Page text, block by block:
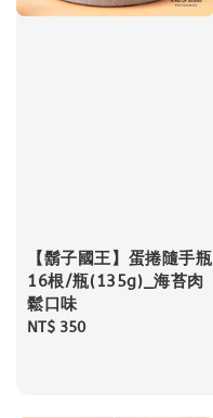
【鬍子國王】蛋捲隨手瓶
16根/瓶(135g)_海苔肉
鬆口味
Regular
NT$ 350